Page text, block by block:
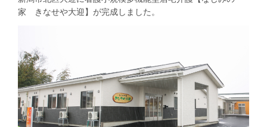
家 きなせや大迎】が完成しました。